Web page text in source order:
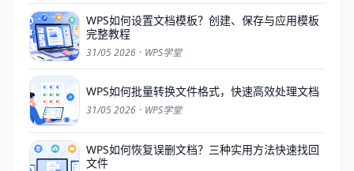
WPS如何设置文档模板？创建、保存与应用模板
完整教程
31/05 2026 · WPS学堂
WPS如何批量转换文件格式，快速高效处理文档
31/05 2026 · WPS学堂
WPS如何恢复误删文档？三种实用方法快速找回
文件